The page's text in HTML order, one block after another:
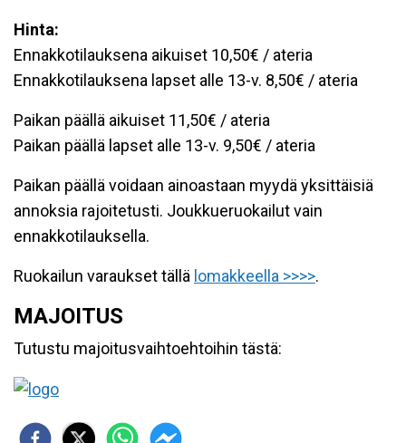
Hinta:
Ennakkotilauksena aikuiset 10,50€ / ateria
Ennakkotilauksena lapset alle 13-v. 8,50€ / ateria
Paikan päällä aikuiset 11,50€ / ateria
Paikan päällä lapset alle 13-v. 9,50€ / ateria
Paikan päällä voidaan ainoastaan myydä yksittäisiä
annoksia rajoitetusti. Joukkueruokailut vain
ennakkotilauksella.
Ruokailun varaukset tällä lomakkeella >>>>.
MAJOITUS
Tutustu majoitusvaihtoehtoihin tästä: